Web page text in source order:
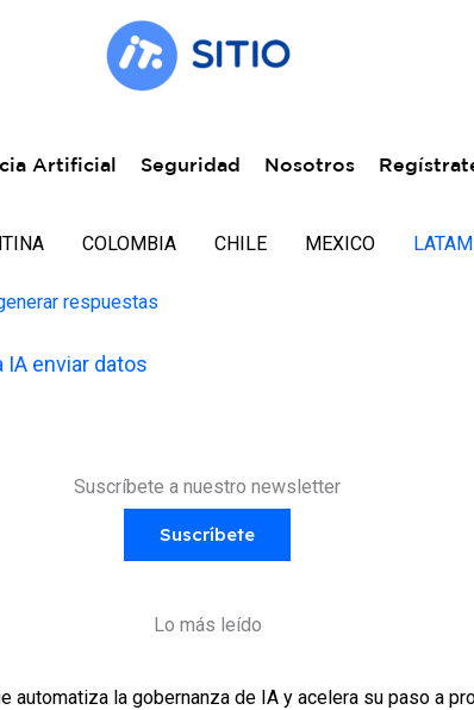
Artificial Seguridad Nosotros
COLOMBIA CHILE MEXICO LATAM
IA enviar datos
Suscríbete a nuestro newsletter
Suscríbete
Lo más leído
automatiza la gobernanza de IA y acelera su paso a